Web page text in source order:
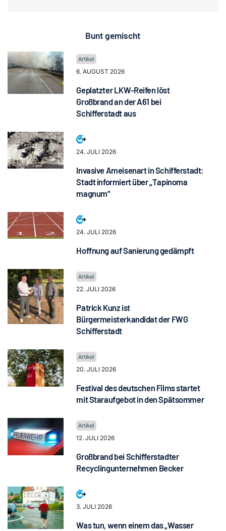
Bunt gemischt
6. AUGUST 2026
Geplatzter LKW-Reifen löst
Großbrand an der A61 bei
Schifferstadt aus
24. JULI 2026
Invasive Ameisenart in Schifferstadt:
Stadt informiert über „Tapinoma
magnum“
24. JULI 2026
Hoffnung auf Sanierung gedämpft
22. JULI 2026
Patrick Kunz ist
Bürgermeisterkandidat der FWG
Schifferstadt
20. JULI 2026
Festival des deutschen Films startet
mit Staraufgebot in den Spätsommer
12. JULI 2026
Großbrand bei Schifferstadter
Recyclingunternehmen Becker
3. JULI 2026
Was tun, wenn einem das „Wasser